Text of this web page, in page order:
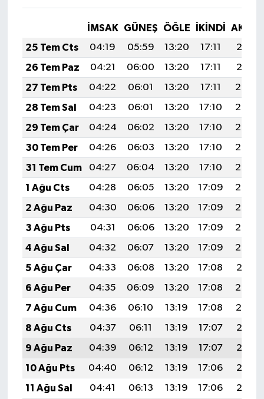
İMSAK GÜNEŞ ÖĞLE İKINDI
25 Tem Cts
04:19 05:59 13:20 17:11
20:31
26 Tem Paz
04:21 06:00 13:20 17:11
20:31
27 Tem Pts
04:22 06:01 13:20 17:11
20:30
28 Tem Sal
04:23 06:01 13:20 17:10
20:29
29 Tem Çar
04:24 06:02 13:20 17:10
20:28
30 Tem Per
04:26 06:03 13:20 17:10
20:27
31 Tem Cum
04:27 06:04 13:20 17:10
20:26
1 Ağu Cts
04:28 06:05 13:20 17:09
20:25
2 Ağu Paz
04:30 06:06 13:20 17:09
20:24
3 Ağu Pts
04:31 06:06 13:20 17:09
20:23
4 Ağu Sal
04:32 06:07 13:20 17:09
20:22
5 Ağu Çar
04:33 06:08 13:20 17:08
20:21
6 Ağu Per
04:35 06:09 13:20 17:08
20:20
7 Ağu Cum
04:36 06:10 13:19 17:08
20:19
8 Ağu Cts
04:37 06:11 13:19 17:07
20:18
9 Ağu Paz
04:39 06:12 13:19 17:07
20:17
10 Ağu Pts
04:40 06:12 13:19 17:06
20:16
11 Ağu Sal
04:41 06:13 13:19 17:06
20:15